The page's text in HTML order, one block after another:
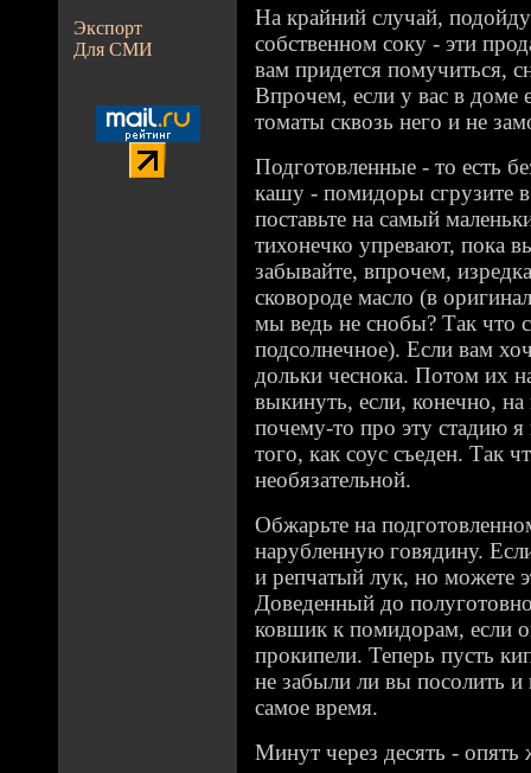
Экспорт
Для СМИ
На крайний случай,
собственном соку - эти
вам придется помучиться,
Впрочем, если у вас в доме
томаты сквозь него и не
Подготовленные - то есть
кашу - помидоры сгрузите
поставьте на самый
тихонечко упревают, пока
забывайте, впрочем,
сковороде масло (в
мы ведь не снобы? Так что
подсолнечное). Если вам
дольки чеснока. Потом их
выкинуть, если, конечно,
почему-то про эту стадию я
того, как соус съеден. Так
необязательной.
Обжарьте на
нарубленную говядину.
и репчатый лук, но можете
Доведенный до
ковшик к помидорам, если
прокипели. Теперь пусть
не забыли ли вы посолить и
самое время.
Минут через десять -